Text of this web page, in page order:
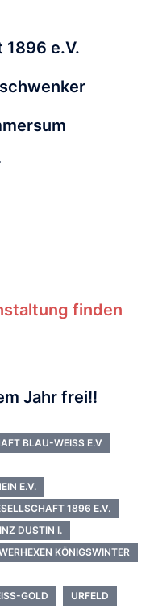
e.V.
finden
Jahr frei!!
BLAU-WEISS E.V
E.V.
1896 E.V.
DUSTIN I.
KÖNIGSWINTER
GOLD
URFELD